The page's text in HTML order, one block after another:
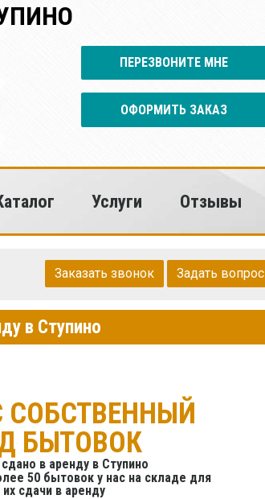
ПЕРЕЗВОНИТЕ МНЕ
ОФОРМИТЬ ЗАКАЗ
Услуги Отзывы
Заказать звонок Задать вопрос
в Ступино
СОБСТВЕННЫЙ
БЫТОВОК
в аренду в Ступино
50 бытовок у нас на складе для
сдачи в аренду